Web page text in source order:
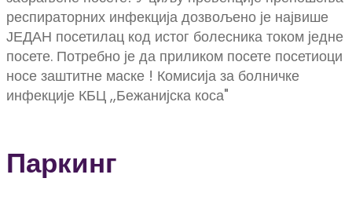
респираторних инфекција дозвољено је највише
ЈЕДАН посетилац код истог болесника током једне
посете. Потребно је да приликом посете посетиоци
носе заштитне маске ! Комисија за болничке
инфекције КБЦ ,,Бежанијска коса"
Паркинг